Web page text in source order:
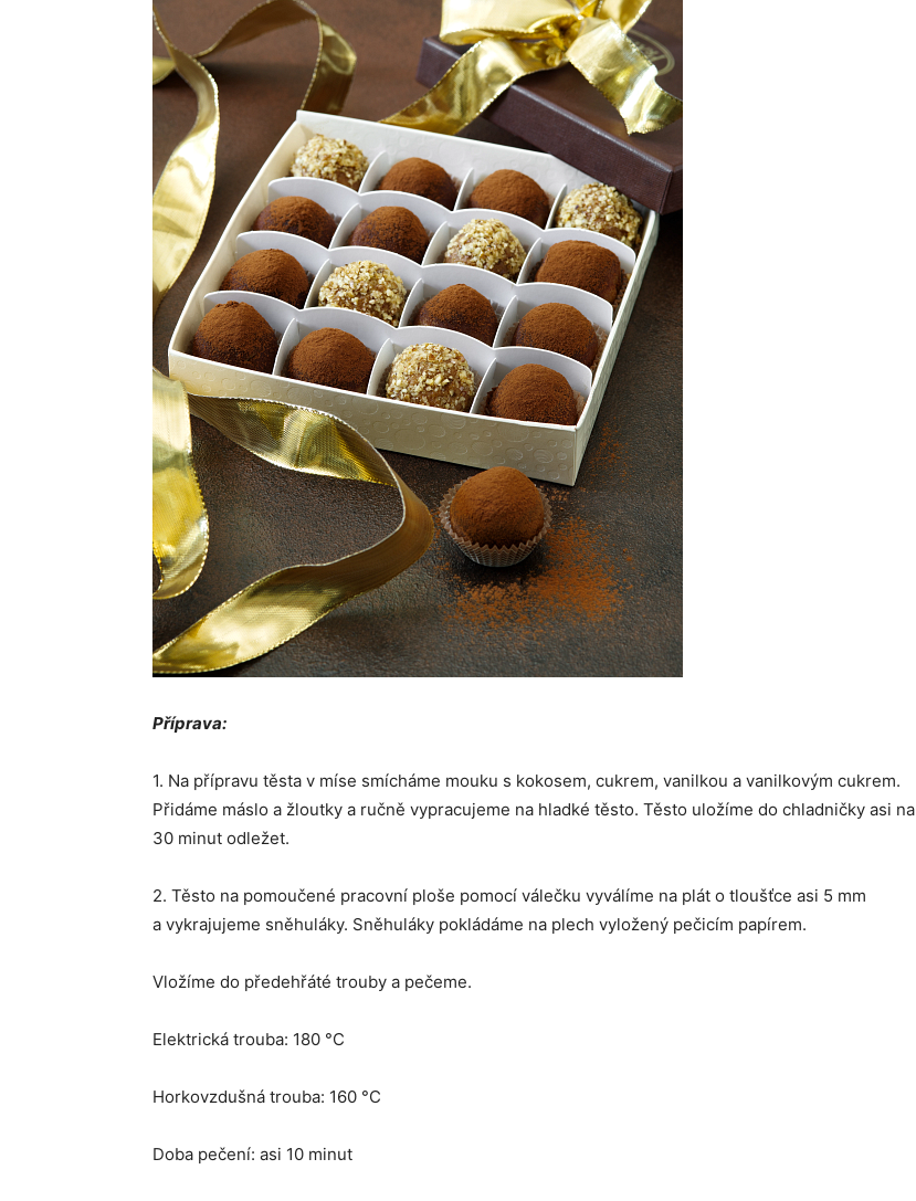
Příprava:
1. Na přípravu těsta v míse smícháme mouku s kokosem, cukrem, vanilkou a vanilkovým cukrem.
Přidáme máslo a žloutky a ručně vypracujeme na hladké těsto. Těsto uložíme do chladničky asi na
30 minut odležet.
2. Těsto na pomoučené pracovní ploše pomocí válečku vyválíme na plát o tloušťce asi 5 mm
a vykrajujeme sněhuláky. Sněhuláky pokládáme na plech vyložený pečicím papírem.
Vložíme do předehřáté trouby a pečeme.
Elektrická trouba: 180 °C
Horkovzdušná trouba: 160 °C
Doba pečení: asi 10 minut